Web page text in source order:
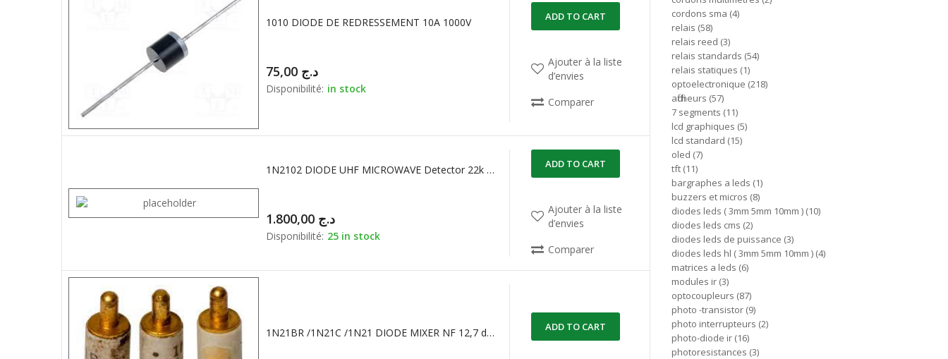
1010 DIODE DE REDRESSEMENT 10A 1000V
د.ج
Disponibilité: in stock
ADD TO CART
Ajouter à la liste
d’envies
Comparer
1N2102 DIODE UHF MICROWAVE Detector 22k Ohms Z(v) Max 3Ghz F(test)
د.ج
Disponibilité: 25 in stock
ADD TO CART
Ajouter à la liste
d’envies
Comparer
1N21BR /1N21C /1N21 DIODE MIXER NF 12,7 dB à 3 GHz. ADD TO CART
cordons sma 4
relais 58
relais reed 3
relais standards 54
relais statiques 1
optoelectronique 218
afficheurs 57
7 segments 11
lcd graphiques 5
lcd standard 15
oled 7
tft 11
bargraphes a leds 1
buzzers et micros 8
diodes leds ( 3mm 5mm 10mm ) 10
diodes leds cms 2
diodes leds de puissance 3
diodes leds hl ( 3mm 5mm 10mm ) 4
matrices a leds 6
modules ir 3
optocoupleurs 87
photo -transistor 9
photo interrupteurs 2
photo-diode ir 16
photoresistances 3